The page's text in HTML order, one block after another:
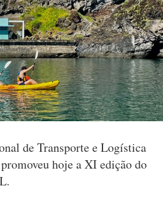
de Transporte e Logística
hoje a XI edição do